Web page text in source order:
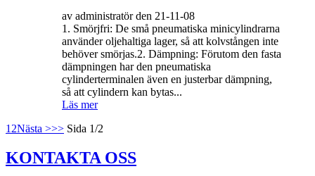
av administratör den 21-11-08
1. Smörjfri: De små pneumatiska minicylindrarna
använder oljehaltiga lager, så att kolvstången inte
behöver smörjas.2. Dämpning: Förutom den fasta
dämpningen har den pneumatiska
cylinderterminalen även en justerbar dämpning,
så att cylindern kan bytas...
Läs mer
1 2Nästa >>> Sida 1/2
KONTAKTA OSS